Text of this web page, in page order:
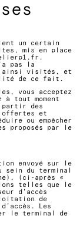
un certain
mis en place
.
pas la
ainsi visités, et
de ce fait.
vous acceptez
tout moment
partir des
offertes et
ou empêcher
proposés par le
envoyé sur le
du terminal
(ci-après «
telles que le
d’accès
de
Les
le terminal de